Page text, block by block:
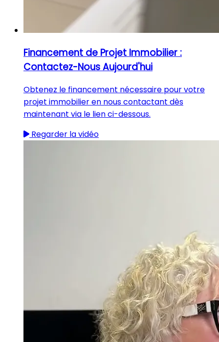
Financement de Projet Immobilier :
Contactez-Nous Aujourd'hui
Obtenez le financement nécessaire pour votre
projet immobilier en nous contactant dès
maintenant via le lien ci-dessous.
Regarder la vidéo